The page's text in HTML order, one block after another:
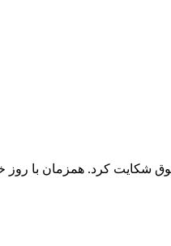
شکایت کرد. همزمان با